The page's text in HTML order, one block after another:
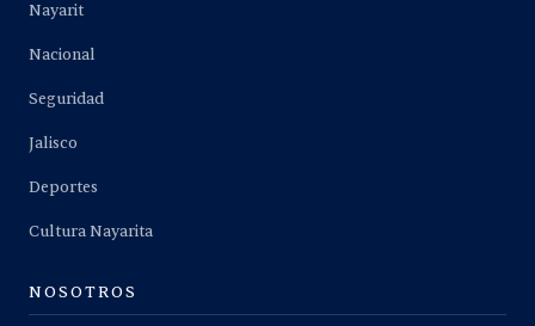
Nayarit
Nacional
Seguridad
Jalisco
Deportes
Cultura Nayarita
NOSOTROS